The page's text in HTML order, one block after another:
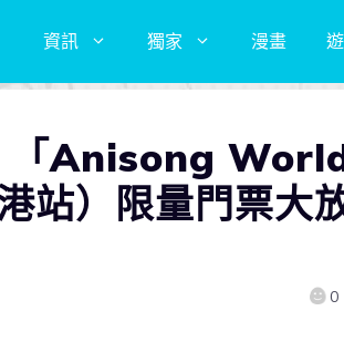
資訊 獨家 漫畫
「Anisong
）限量門票大
0